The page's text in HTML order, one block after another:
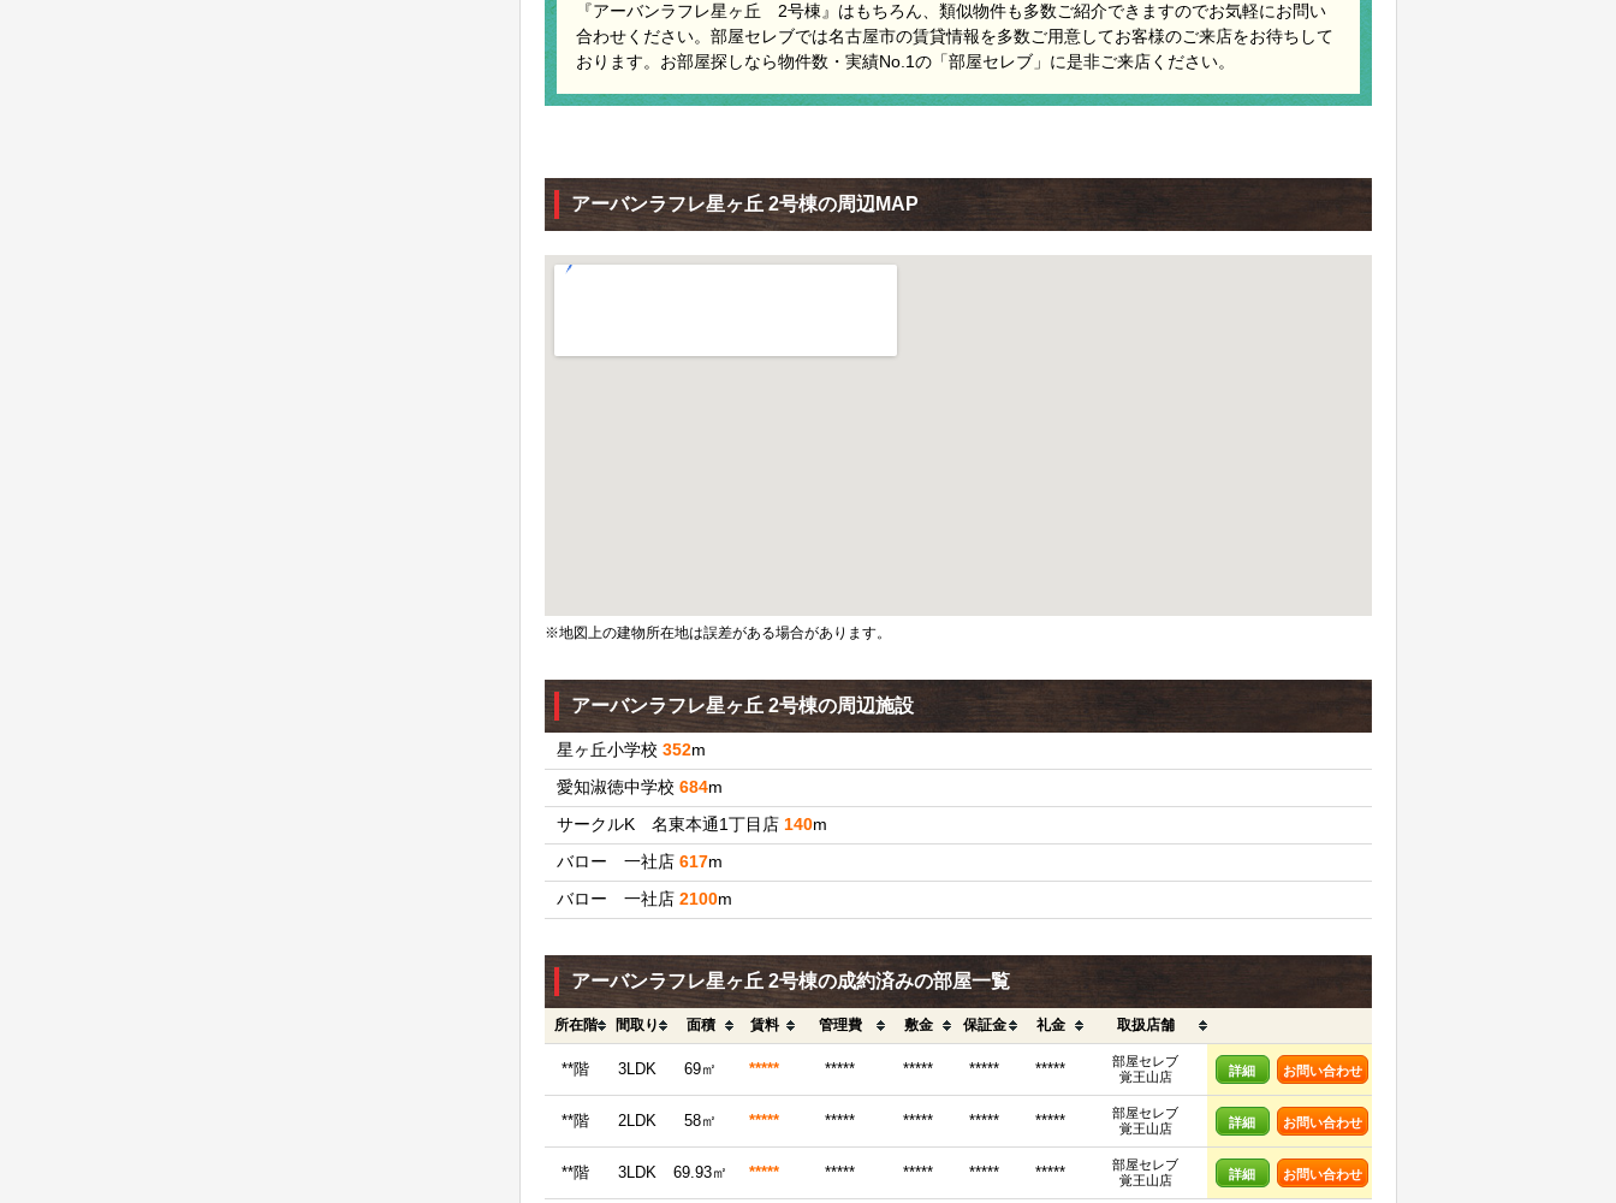
『アーバンラフレ星ヶ丘 2号棟』はもちろん、類似物件も多数ご紹介できますのでお気軽にお問い
合わせください。部屋セレブでは名古屋市の賃貸情報を多数ご用意してお客様のご来店をお待ちして
おります。お部屋探しなら物件数・実績No.1の「部屋セレブ」に是非ご来店ください。
アーバンラフレ星ヶ丘 2号棟の周辺MAP
※地図上の建物所在地は誤差がある場合があります。
アーバンラフレ星ヶ丘 2号棟の周辺施設
星ヶ丘小学校 352m
愛知淑徳中学校 684m
サークルK 名東本通1丁目店 140m
バロー 一社店 617m
バロー 一社店 2100m
アーバンラフレ星ヶ丘 2号棟の成約済みの部屋一覧
所在階 間取り 面積 賃料 管理費 敷金 保証金 礼金 取扱店舗
**階 3LDK 69㎡ ***** ***** ***** ***** *****
部屋セレブ
覚王山店
詳細 お問い合わせ
**階 2LDK 58㎡ ***** ***** ***** ***** *****
部屋セレブ
覚王山店
詳細 お問い合わせ
**階 3LDK 69.93㎡ ***** ***** ***** ***** *****
部屋セレブ
覚王山店
詳細 お問い合わせ